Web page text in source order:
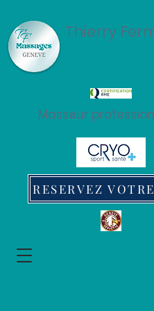
Thierry
Masseur